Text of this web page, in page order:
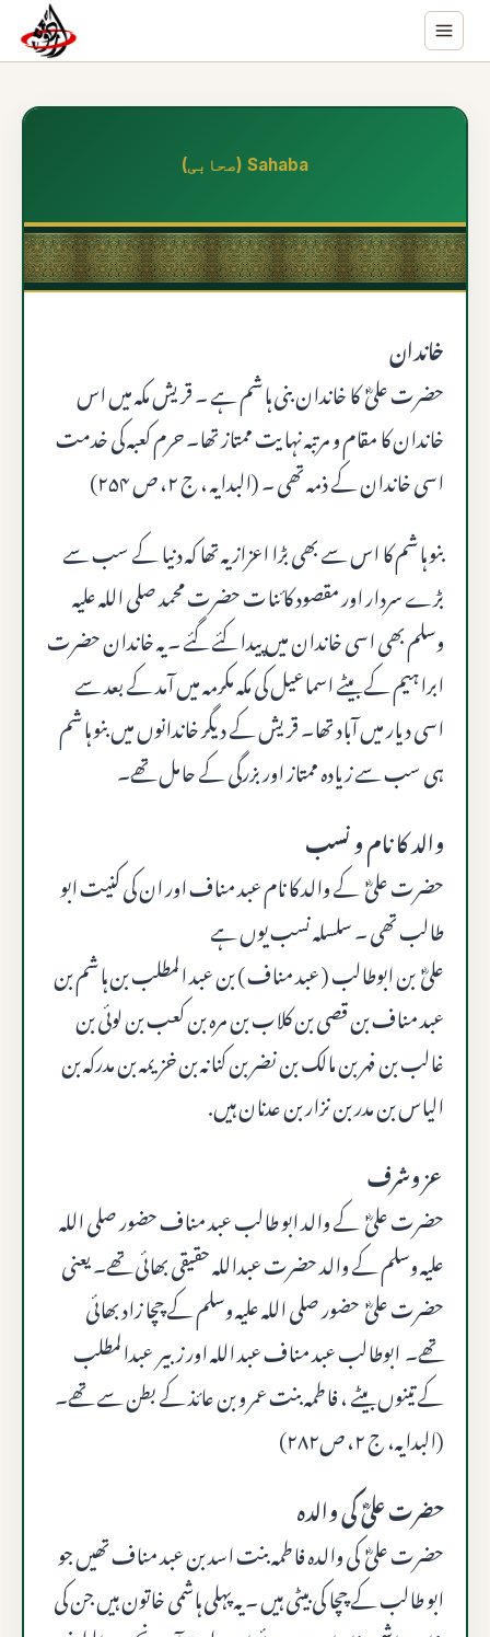
Sahaba (صحابی)
خاندان
حضرت علیؓ کا خاندان بنی ہاشم ہے ۔ قریش مکہ میں اس
خاندان کا مقام و مرتبہ نہایت ممتاز تھا۔ حرم کعبہ کی خدمت
اسی خاندان کے ذمہ تھی ۔ (البدایہ ، ج ۲، ص ۲۵۴)
بنو ہاشم کا اس سے بھی بڑا اعزاز یہ تھا کہ دنیا کے سب سے
بڑے سردار اور مقصود کائنات حضرت محمد صلى الله عليه
وسلم بھی اسی خاندان میں پیدا کئے گئے ۔ یہ خاندان حضرت
ابراہیم کے بیٹے اسماعیل کی مکہ مکرمہ میں آمد کے بعد سے
اسی دیار میں آباد تھا۔ قریش کے دیگر خاندانوں میں بنو ہاشم
ہی سب سے زیادہ ممتاز اور بزرگی کے حامل تھے۔
والد کا نام و نسب
حضرت علیؓ کے والد کا نام عبد مناف اور ان کی کنیت ابو
طالب تھی ۔ سلسلہ نسب یوں ہے
علیؓ بن ابوطالب ( عبد مناف ) بن عبد المطلب بن ہاشم بن
عبد مناف بن قصی بن کلاب بن مرہ بن کعب بن لوئی بن
غالب بن فهر بن مالک بن نضر بن کنانہ بن خزیمہ بن مدرکہ بن
الیاس بن مدر بن نزار بن عدنان ہیں.
عز وشرف
حضرت علیؓ کے والد ابو طالب عبد مناف حضور صلى الله
عليه وسلم کے والد حضرت عبداللہ حقیقی بھائی تھے۔ یعنی
حضرت علیؓ حضور صلى الله عليه وسلم کے چچا زاد بھائی
تھے۔ ابوطالب عبد مناف عبد اللہ اور زبیر عبدالمطلب
کے تینوں بیٹے ، فاطمہ بنت عمر و بن عائذ کے بطن سے تھے۔
(البدایہ، ج ۲، ص۲۸۲)
حضرت علیؓ کی والده
حضرت علیؓ کی والدہ فاطمہ بنت اسد بن عبد مناف تھیں جو
ابو طالب کے چچا کی بیٹی ہیں ۔ یہ پہلی ہاشمی خاتون ہیں جن کی